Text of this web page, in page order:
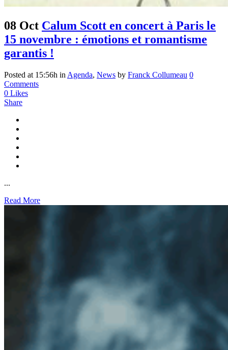
08 Oct Calum Scott en concert à Paris le
15 novembre : émotions et romantisme
garantis !
Posted at 15:56h in Agenda, News by Franck Collumeau 0
Comments
0 Likes
Share
...
Read More